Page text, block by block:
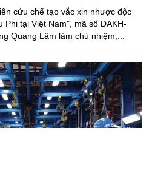
cứu chế tạo vắc xin nhược độc
Phi tại Việt Nam", mã số DAKH-
Quang Lâm làm chủ nhiệm,...